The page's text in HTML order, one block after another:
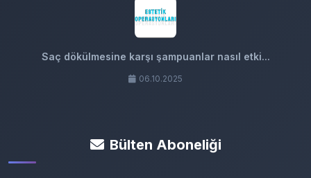
Saç dökülmesine karşı şampuanlar nasıl etki...
06.10.2025
Bülten Aboneliği